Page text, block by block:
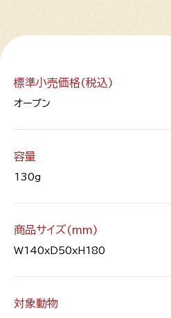
標準小売価格(税込)
オープン
容量
130g
商品サイズ(mm)
W140xD50xH180
対象動物